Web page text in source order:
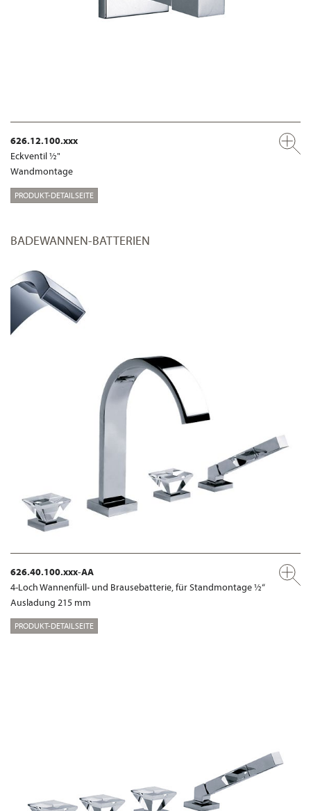
626.12.100.xxx
Eckventil ½"
Wandmontage
PRODUKT-DETAILSEITE
BADEWANNEN-BATTERIEN
626.40.100.xxx-AA
4-Loch Wannenfüll- und Brausebatterie, für Standmontage ½“
Ausladung 215 mm
PRODUKT-DETAILSEITE